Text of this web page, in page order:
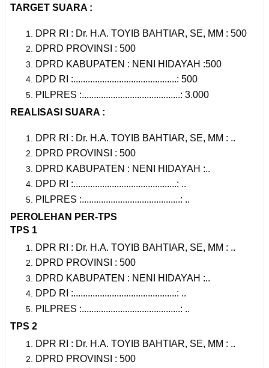
TARGET SUARA :
DPR RI : Dr. H.A. TOYIB BAHTIAR, SE, MM : 500
DPRD PROVINSI : 500
DPRD KABUPATEN : NENI HIDAYAH :500
DPD RI :...........................................: 500
PILPRES :.........................................: 3.000
REALISASI SUARA :
DPR RI : Dr. H.A. TOYIB BAHTIAR, SE, MM : ..
DPRD PROVINSI : 500
DPRD KABUPATEN : NENI HIDAYAH :..
DPD RI :...........................................: ..
PILPRES :.........................................: ..
PEROLEHAN PER-TPS
TPS 1
DPR RI : Dr. H.A. TOYIB BAHTIAR, SE, MM : ..
DPRD PROVINSI : 500
DPRD KABUPATEN : NENI HIDAYAH :..
DPD RI :...........................................: ..
PILPRES :.........................................: ..
TPS 2
DPR RI : Dr. H.A. TOYIB BAHTIAR, SE, MM : ..
DPRD PROVINSI : 500